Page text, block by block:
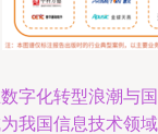
字化转型浪潮与
我国信息技术领